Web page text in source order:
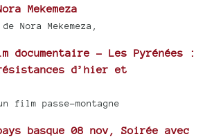
Mekemeza
Nora Mekemeza,
film documentaire - Les Pyrénées :
d’hier et
film passe-montagne
basque 08 nov, Soirée avec